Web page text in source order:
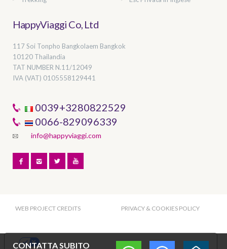
HappyViaggi Co, Ltd
117 Soi Tonpho Bangkolaem Bangkok
10120 Thailandia
TAT NUMBER N.11/12049
IVA (VAT) 0105558129441
0039+3280822529
0066-829096339
info@happyviaggi.com
WEB PROJECT CREDITS PRIVACY & COOKIES POLICY
CONTATTA SUBITO
Le tue preferenze relative alla privacy